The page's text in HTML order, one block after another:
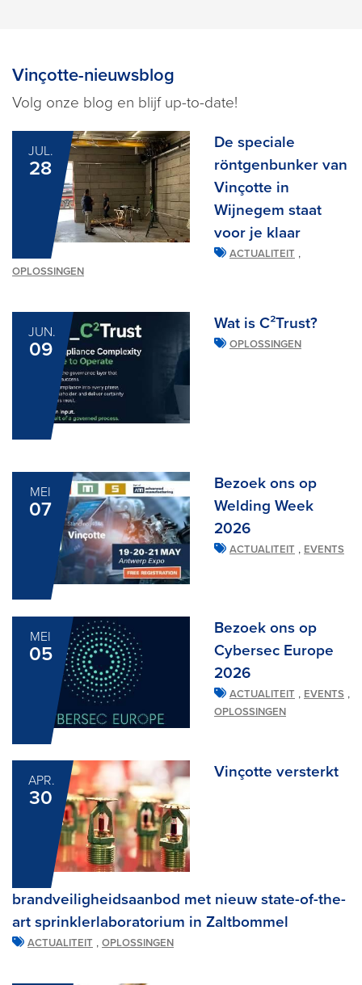
Vinçotte-nieuwsblog
Volg onze blog en blijf up-to-date!
JUL.
28
De speciale
röntgenbunker van
Vinçotte in
Wijnegem staat
voor je klaar
ACTUALITEIT ,
OPLOSSINGEN
JUN.
09
Wat is C²Trust?
OPLOSSINGEN
MEI
07
Bezoek ons op
Welding Week
2026
ACTUALITEIT , EVENTS
MEI
05
Bezoek ons op
Cybersec Europe
2026
ACTUALITEIT , EVENTS ,
OPLOSSINGEN
APR.
30
Vinçotte versterkt
brandveiligheidsaanbod met nieuw state-of-the-
art sprinklerlaboratorium in Zaltbommel
ACTUALITEIT , OPLOSSINGEN